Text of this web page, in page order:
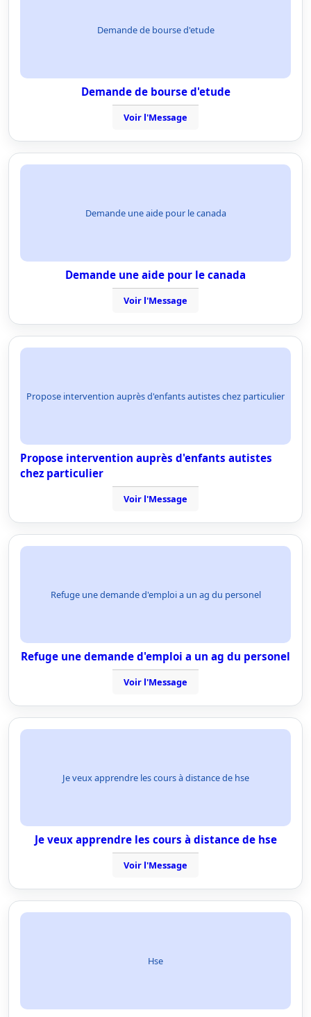
Demande de bourse d'etude
Demande de bourse d'etude
Voir l'Message
Demande une aide pour le canada
Demande une aide pour le canada
Voir l'Message
Propose intervention auprès d'enfants autistes chez particulier
Propose intervention auprès d'enfants autistes
chez particulier
Voir l'Message
Refuge une demande d'emploi a un ag du personel
Refuge une demande d'emploi a un ag du personel
Voir l'Message
Je veux apprendre les cours à distance de hse
Je veux apprendre les cours à distance de hse
Voir l'Message
Hse